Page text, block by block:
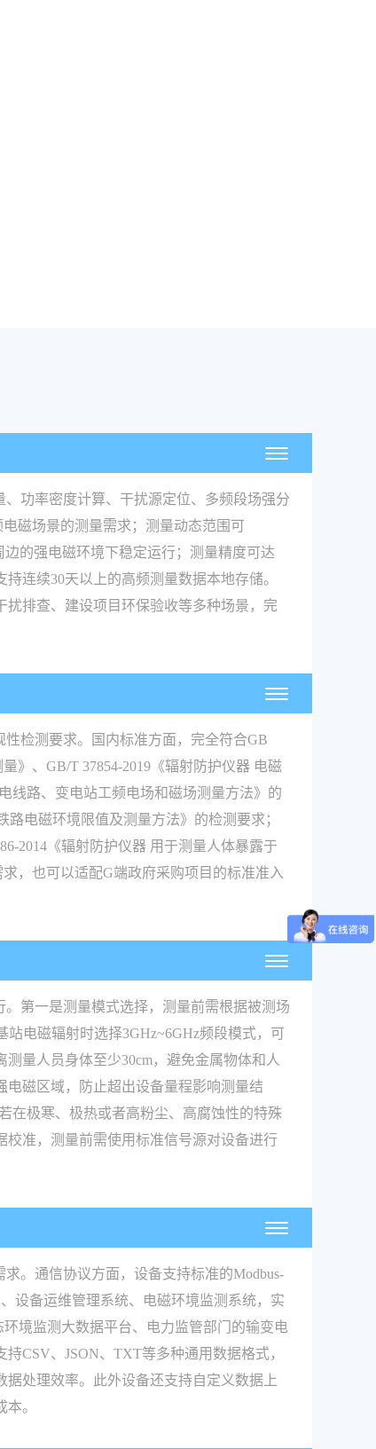
功率密度计算、干扰源定位、多频段场强分
磁场景的测量需求；测量动态范围可
的强电磁环境下稳定运行；测量精度可达
连续30天以上的高频测量数据本地存储。
排查、建设项目环保验收等多种场景，完
检测要求。国内标准方面，完全符合GB
》、GB/T 37854-2019《辐射防护仪器 电磁
线路、变电站工频电场和磁场测量方法》的
路电磁环境限值及测量方法》的检测要求；
2014《辐射防护仪器 用于测量人体暴露于
，也可以适配G端政府采购项目的标准准入
第一是测量模式选择，测量前需根据被测场
电磁辐射时选择3GHz~6GHz频段模式，可
量人员身体至少30cm，避免金属物体和人
磁区域，防止超出设备量程影响测量结
在极寒、极热或者高粉尘、高腐蚀性的特殊
准，测量前需使用标准信号源对设备进行
。通信协议方面，设备支持标准的Modbus-
设备运维管理系统、电磁环境监测系统，实
境监测大数据平台、电力监管部门的输变电
CSV、JSON、TXT等多种通用数据格式，
处理效率。此外设备还支持自定义数据上
。